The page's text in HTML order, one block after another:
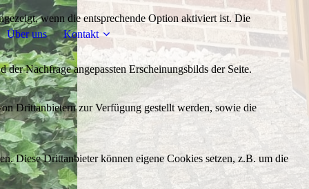
Über uns Kontakt
wenn die entsprechende Option aktiviert ist. Die
Nachfrage angepassten Erscheinungsbilds der Seite.
Drittanbietern zur Verfügung gestellt werden, sowie die
Diese Drittanbieter können eigene Cookies setzen, z.B. um die